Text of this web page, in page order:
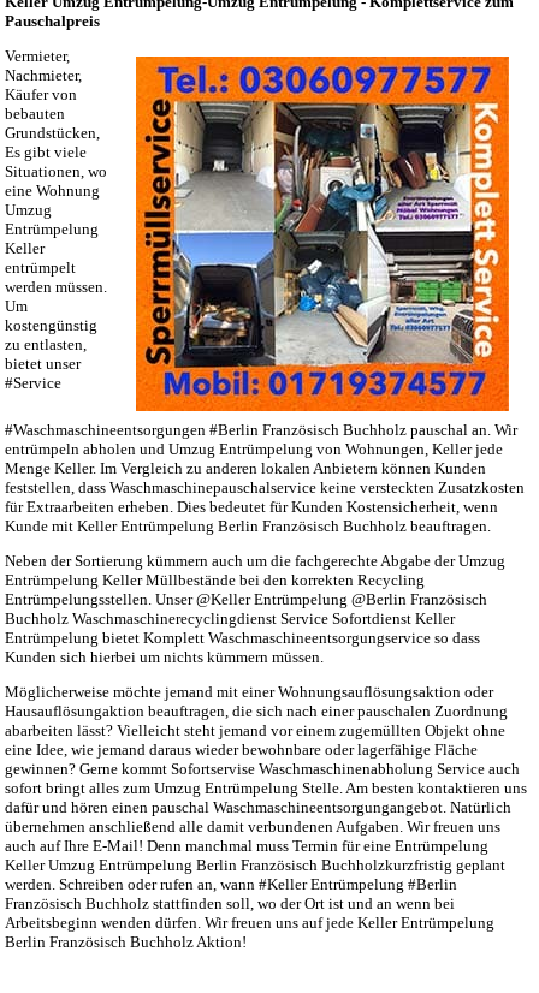
Pauschalpreis
Vermieter,
Nachmieter,
Käufer von
bebauten
Grundstücken,
Es gibt viele
Situationen, wo
eine Wohnung
Umzug
Entrümpelung
Keller
entrümpelt
werden müssen.
Um
kostengünstig
zu entlasten,
bietet unser
#Service
#Waschmaschineentsorgungen #Berlin Französisch Buchholz pauschal an. Wir
entrümpeln abholen und Umzug Entrümpelung von Wohnungen, Keller jede
Menge Keller. Im Vergleich zu anderen lokalen Anbietern können Kunden
feststellen, dass Waschmaschinepauschalservice keine versteckten Zusatzkosten
für Extraarbeiten erheben. Dies bedeutet für Kunden Kostensicherheit, wenn
Kunde mit Keller Entrümpelung Berlin Französisch Buchholz beauftragen.
Neben der Sortierung kümmern auch um die fachgerechte Abgabe der Umzug
Entrümpelung Keller Müllbestände bei den korrekten Recycling
Entrümpelungsstellen. Unser @Keller Entrümpelung @Berlin Französisch
Buchholz Waschmaschinerecyclingdienst Service Sofortdienst Keller
Entrümpelung bietet Komplett Waschmaschineentsorgungservice so dass
Kunden sich hierbei um nichts kümmern müssen.
Möglicherweise möchte jemand mit einer Wohnungsauflösungsaktion oder
Hausauflösungaktion beauftragen, die sich nach einer pauschalen Zuordnung
abarbeiten lässt? Vielleicht steht jemand vor einem zugemüllten Objekt ohne
eine Idee, wie jemand daraus wieder bewohnbare oder lagerfähige Fläche
gewinnen? Gerne kommt Sofortservise Waschmaschinenabholung Service auch
sofort bringt alles zum Umzug Entrümpelung Stelle. Am besten kontaktieren uns
dafür und hören einen pauschal Waschmaschineentsorgungangebot. Natürlich
übernehmen anschließend alle damit verbundenen Aufgaben. Wir freuen uns
auch auf Ihre E-Mail! Denn manchmal muss Termin für eine Entrümpelung
Keller Umzug Entrümpelung Berlin Französisch Buchholzkurzfristig geplant
werden. Schreiben oder rufen an, wann #Keller Entrümpelung #Berlin
Französisch Buchholz stattfinden soll, wo der Ort ist und an wenn bei
Arbeitsbeginn wenden dürfen. Wir freuen uns auf jede Keller Entrümpelung
Berlin Französisch Buchholz Aktion!